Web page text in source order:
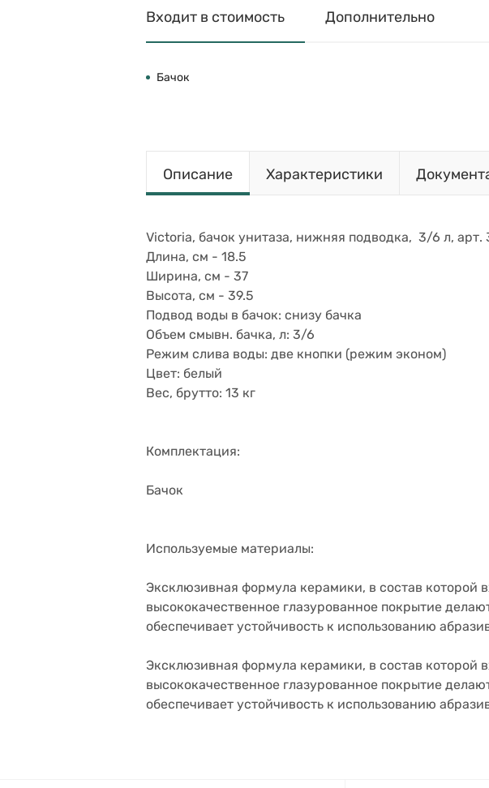
Входит в стоимость Дополнительно
Бачок
Описание Характеристики
Victoria, бачок унитаза, нижняя подводка, 3/6 л, арт.
Длина, см - 18.5
Ширина, см - 37
Высота, см - 39.5
Подвод воды в бачок: снизу бачка
Объем смывн. бачка, л: 3/6
Режим слива воды: две кнопки (режим эконом)
Цвет: белый
Вес, брутто: 13 кг
Комплектация:
Бачок
Используемые материалы:
Эксклюзивная формула керамики, в состав которой
высококачественное глазурованное покрытие
обеспечивает устойчивость к использованию
Эксклюзивная формула керамики, в состав которой
высококачественное глазурованное покрытие
обеспечивает устойчивость к использованию